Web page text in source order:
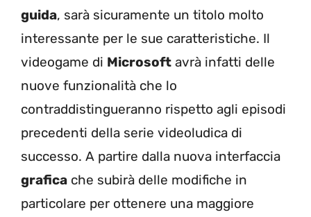
guida, sarà sicuramente un titolo molto
interessante per le sue caratteristiche. Il
videogame di Microsoft avrà infatti delle
nuove funzionalità che lo
contraddistingueranno rispetto agli episodi
precedenti della serie videoludica di
successo. A partire dalla nuova interfaccia
grafica che subirà delle modifiche in
particolare per ottenere una maggiore